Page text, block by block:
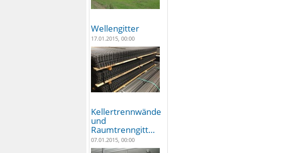
Wellengitter
17.01.2015, 00:00
Kellertrennwände
und
Raumtrenngitt…
07.01.2015, 00:00